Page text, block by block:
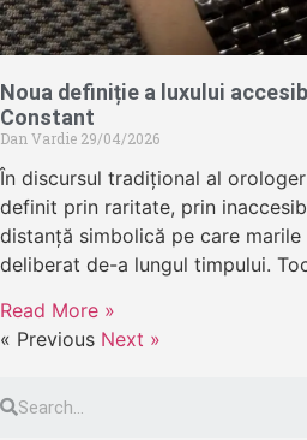
Noua definiție a luxului
Constant
Dan Vardie 29/04/2026
În discursul tradițional al
definit prin raritate, prin
distanță simbolică pe care
deliberat de-a lungul timpului.
Read More »
« Previous Next »